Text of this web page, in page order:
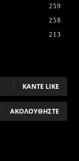
259
258
213
ΚΆΝΤΕ LIKE
ΑΚΟΛΟΥΘΉΣΤΕ